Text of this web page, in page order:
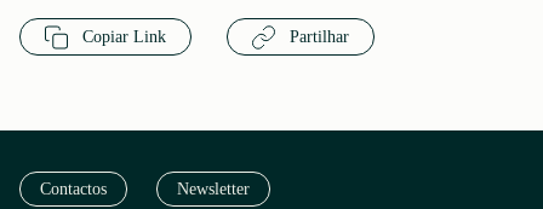
Copiar Link Partilhar
Contactos Newsletter